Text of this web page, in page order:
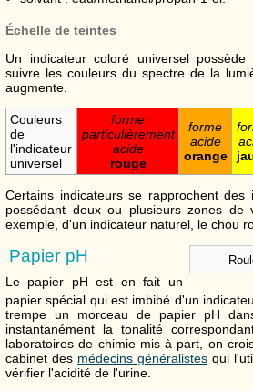
Échelle de teintes
Un indicateur coloré universel
suivre les couleurs du spectre de la
augmente.
Couleurs
de
l'indicateur
universel
forme
particulièrement
acide
rouge
forme
acide
orange
Certains indicateurs se rapprochent des
possédant deux ou plusieurs zones
exemple, d'un indicateur naturel, le chou
Papier pH
Le papier pH est en fait un
papier spécial qui est imbibé d'un
trempe un morceau de papier pH
instantanément la tonalité
laboratoires de chimie mis à part, on
cabinet des médecins généralistes qui
vérifier l'acidité de l'urine.